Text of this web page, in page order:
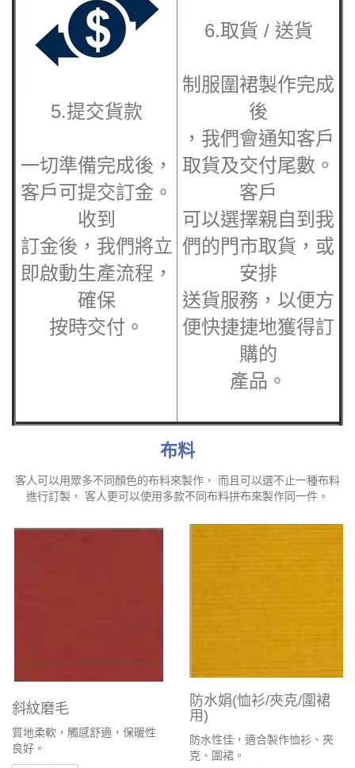
5.提交貨款
一切準備完成後，
客戶可提交訂金。
收到
訂金後，我們將立
即啟動生產流程，
確保
按時交付。
6.取貨 / 送貨
制服圍裙製作完成
後
，我們會通知客戶
取貨及交付尾數。
客戶
可以選擇親自到我
們的門市取貨，或
安排
送貨服務，以便方
便快捷捷地獲得訂
購的
產品。
布料
客人可以用眾多不同顏色的布料來製作， 而且可以選不止一種布料
進行訂製， 客人更可以使用多款不同布料拼布來製作同一件。
斜紋磨毛
質地柔軟，觸感舒適，保暖性
良好。
防水娟(恤衫/夾克/圍裙
用)
防水性佳，適合製作恤衫、夾
克、圍裙。